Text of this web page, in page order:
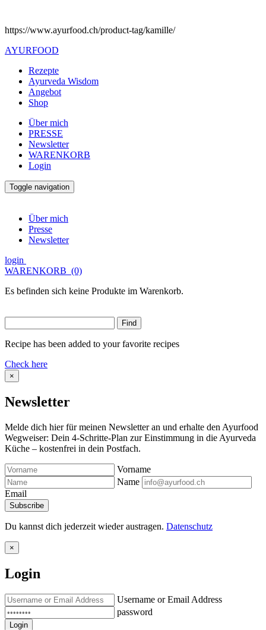
https://www.ayurfood.ch/product-tag/kamille/
AYURFOOD
Rezepte
Ayurveda Wisdom
Angebot
Shop
Über mich
PRESSE
Newsletter
WARENKORB
Login
Toggle navigation
Über mich
Presse
Newsletter
login
WARENKORB (0)
Es befinden sich keine Produkte im Warenkorb.
Recipe has been added to your favorite recipes
Check here
×
Newsletter
Melde dich hier für meinen Newsletter an und erhalte den Ayurfood
Wegweiser: Dein 4-Schritte-Plan zur Einstimmung in die Ayurveda
Küche – kostenfrei in dein Postfach.
Vorname
Name
Email
Du kannst dich jederzeit wieder austragen. Datenschutz
×
Login
Username or Email Address
password
Login